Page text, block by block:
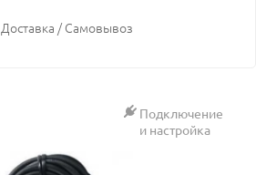
Доставка / Самовывоз
Подключение
и настройка